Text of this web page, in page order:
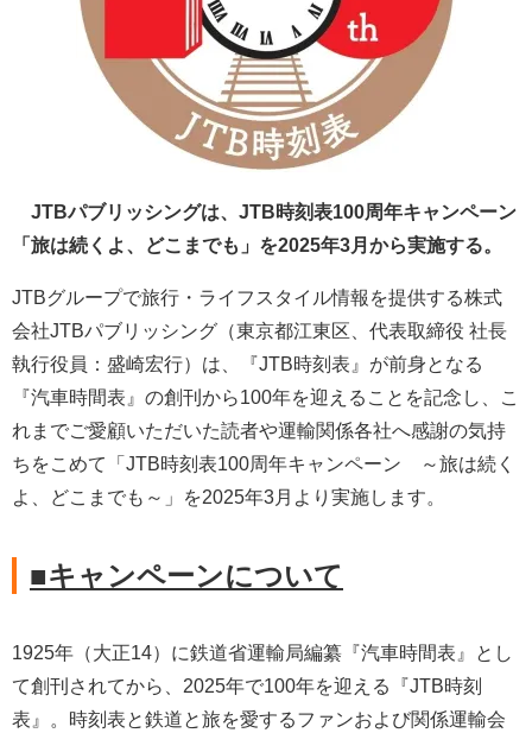
JTBパブリッシングは、JTB時刻表100周年キャンペーン
「旅は続くよ、どこまでも」を2025年3月から実施する。
JTBグループで旅行・ライフスタイル情報を提供する株式
会社JTBパブリッシング（東京都江東区、代表取締役 社長
執行役員：盛崎宏行）は、『JTB時刻表』が前身となる
『汽車時間表』の創刊から100年を迎えることを記念し、こ
れまでご愛顧いただいた読者や運輸関係各社へ感謝の気持
ちをこめて「JTB時刻表100周年キャンペーン ～旅は続く
よ、どこまでも～」を2025年3月より実施します。
■キャンペーンについて
1925年（大正14）に鉄道省運輸局編纂『汽車時間表』とし
て創刊されてから、2025年で100年を迎える『JTB時刻
表』。時刻表と鉄道と旅を愛するファンおよび関係運輸会